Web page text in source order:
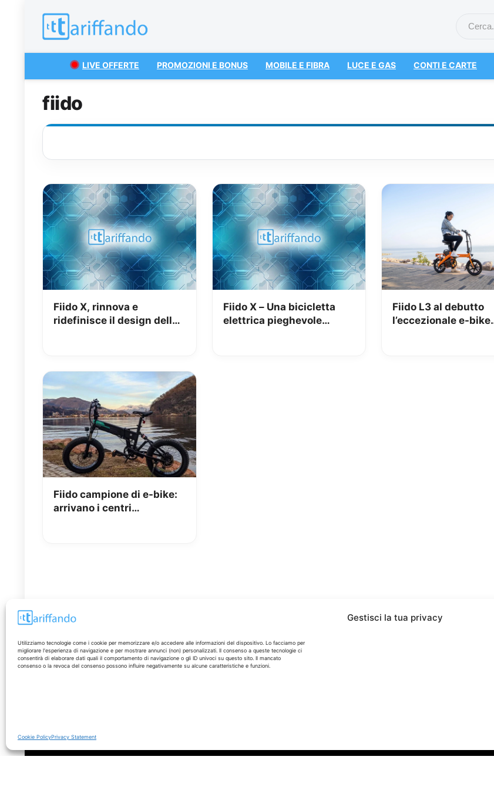
Gestisci la tua privacy
Utilizziamo tecnologie come i cookie per memorizzare e/o accedere alle informazioni del dispositivo. Lo facciamo per
migliorare l'esperienza di navigazione e per mostrare annunci (non) personalizzati. Il consenso a queste tecnologie ci
consentirà di elaborare dati quali il comportamento di navigazione o gli ID univoci su questo sito. Il mancato
consenso o la revoca del consenso possono influire negativamente su alcune caratteristiche e funzioni.
Cookie PolicyPrivacy Statement
LIVE OFFERTE PROMOZIONI E BONUS MOBILE E FIBRA LUCE E GAS CONTI E CARTE
fiido
Fiido X, rinnova e
ridefinisce il design delle
Fiido X – Una bicicletta
elettrica pieghevole
Fiido L3 al debutto
l’eccezionale e-bike
Fiido campione di e-bike:
arrivano i centri
Disclaimer